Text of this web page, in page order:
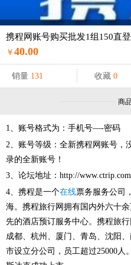
携程网账号购买批发1组150直登
￥ 40.00
销量 131 收藏 0
商
1、账号格式为：手机号—-密码
2、账号等级：全新携程网账号，
录的全新账号！
3、论坛地址：http://www.ctrip.com
4、携程是一个在线票务服务公司
海。携程旅行网拥有国内外六十
先的酒店预订服务中心。携程旅
成都、杭州、厦门、青岛、沈阳
市设立分公司，员工超过25000人